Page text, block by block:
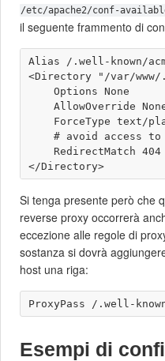
/etc/apache2/conf-
il seguente frammento di
Alias /.well-known/
<Directory "/var/www/
    Options None
AllowOverride
ForceType text/
# avoid access
RedirectMatch
Si tenga presente però che
reverse proxy occorrerà
eccezione alle regole di
sostanza si dovrà
host una riga:
Esempi di